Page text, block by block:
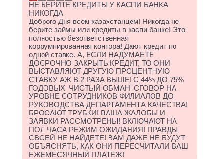
НЕ БЕРИТЕ КРЕДИТЫ У КАСПИ БАНКА
НИКОГДА
Доброго Дня всем казахстанцем! Никогда не
берите займы или кредиты в каспи банке! Это
полностью безответственная
коррумпированная контора! Дают кредит по
одной ставке. А, ЕСЛИ НАДУМАЕТЕ
ДОСРОЧНО ЗАКРЫТЬ КРЕДИТ, ТО ОНИ
ВЫСТАВЛЯЮТ ДРУГУЮ ПРОЦЕНТНУЮ
СТАВКУ АЖ В 2 РАЗА ВЫШЕ! С 44% ДО 75%
ГОДОВЫХ! ЧИСТЫЙ ОБМАН! СГОВОР НА
УРОВНЕ СОТРУДНИКОВ ФИЛИАЛОВ ДО
РУКОВОДСТВА ДЕПАРТАМЕНТА КАЧЕСТВА!
БРОСАЮТ ТРУБКИ! ВАША ЖАЛОБЫ И
ЗАЯВКИ РАССМОТРЕНЫ! ВКЛЮЧАЮТ НА
ПОЛ ЧАСА РЕЖИМ ОЖИДАНИЯ! ПРАВДЫ
СВОЕЙ НЕ НАЙДЕТЕ! ВАМ ДАЖЕ НЕ БУДУТ
ОБЪЯСНЯТЬ, КАК ОНИ ПЕРЕСЧИТАЛИ ВАШ
ЕЖЕМЕСЯЧНЫЙ ПЛАТЕЖ!